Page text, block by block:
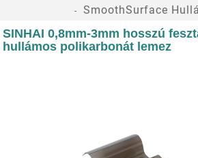
SmoothSurface
SINHAI 0,8mm-3mm hosszú
hullámos polikarbonát lemez